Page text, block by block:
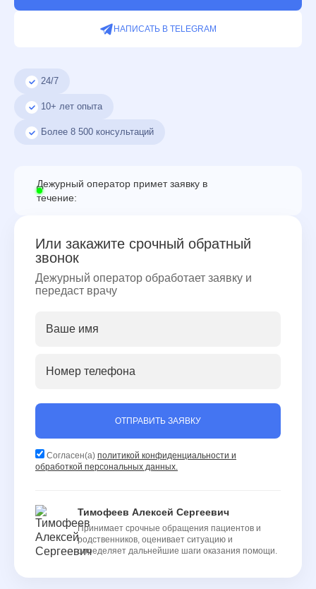
НАПИСАТЬ В TELEGRAM
24/7
10+ лет опыта
Более 8 500 консультаций
Дежурный оператор примет заявку в
течение:
Или закажите срочный обратный
звонок
Дежурный оператор обработает заявку и
передаст врачу
ОТПРАВИТЬ ЗАЯВКУ
Согласен(а) политикой конфиденциальности и
обработкой персональных данных.
Тимофеев Алексей Сергеевич
Принимает срочные обращения пациентов и
родственников, оценивает ситуацию и
определяет дальнейшие шаги оказания помощи.